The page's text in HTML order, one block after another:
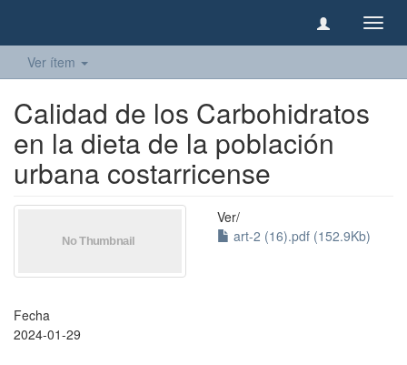
Ver ítem
Calidad de los Carbohidratos
en la dieta de la población
urbana costarricense
Ver/
art-2 (16).pdf (152.9Kb)
Fecha
2024-01-29